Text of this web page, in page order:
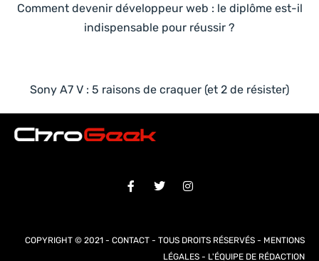
Comment devenir développeur web : le diplôme est-il
indispensable pour réussir ?
Sony A7 V : 5 raisons de craquer (et 2 de résister)
COPYRIGHT © 2021 - CONTACT - TOUS DROITS RÉSERVÉS - MENTIONS
LÉGALES - L'ÉQUIPE DE RÉDACTION